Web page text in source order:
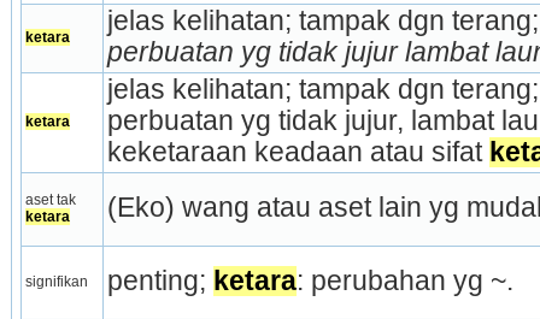
ketara
jelas kelihatan; tampak dgn
perbuatan yg tidak jujur lambat
ketara
jelas kelihatan; tampak dgn
perbuatan yg tidak jujur, lambat
keketaraan keadaan atau sifat
aset tak
ketara
(Eko) wang atau aset lain yg
signifikan penting; ketara: perubahan yg ~.